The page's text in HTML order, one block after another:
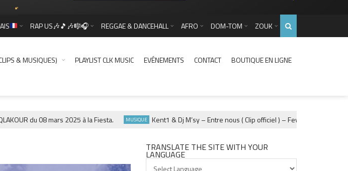
RAP US🎶🎵🎶🎼🎧 REGGAE & DANCEHALL AFRO DOM-TOM ZOUK
& MUSIQUES) PLAYLIST CLK MUSIC EVÉNEMENTS CONTACT BOUTIQUE EN LIGNE
du 08 mars 2025 à la Fiesta. MUSIQUE Kent1 & Dj M’sy – Entre nous ( Clip officiel ) – Fevrier 2025
TRANSLATE THE SITE WITH YOUR
LANGUAGE